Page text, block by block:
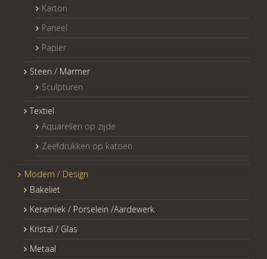
Karton
Paneel
Papier
Steen / Marmer
Sculpturen
Textiel
Aquarellen op zijde
Zeefdrukken op katoen
Modern / Design
Bakeliet
Keramiek / Porselein /Aardewerk
Kristal / Glas
Metaal